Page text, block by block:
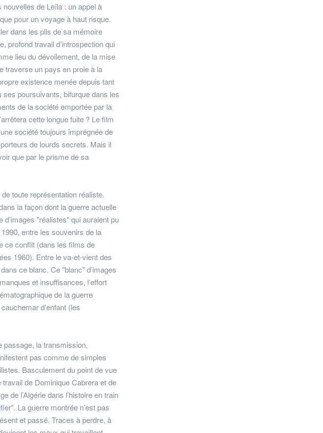
de Leïla : un appel à
pour un voyage à haut risque.
dans les plis de sa mémoire
profond travail d’introspection qui
lieu du dévoilement, de la mise
traverse un pays en proie à la
existence menée depuis tant
ses poursuivants, bifurque dans les
de la société emportée par la
cette longue fuite ? Le film
société toujours imprégnée de
de lourds secrets. Mais il
que par le prisme de sa
toute représentation réaliste.
la façon dont la guerre actuelle
"réalistes" qui auraient pu
entre les souvenirs de la
ce conflit (dans les films de
1960). Entre le va-et-vient des
ce blanc. Ce "blanc" d’images
et insuffisances, l’effort
de la guerre
d’enfant (les
passage, la transmission,
pas comme de simples
Basculement du point de vue
de Dominique Cabrera et de
de l’Algérie dans l’histoire en train
La guerre montrée n’est pas
et passé. Traces à perdre, à